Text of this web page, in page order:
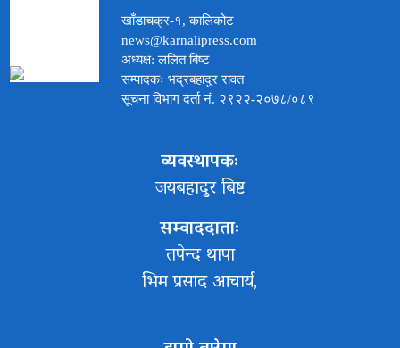
खाँडाचक्र-१, कालिकोट
news@karnalipress.com
अध्यक्ष: ललित बिष्ट
सम्पादकः भद्रबहादुर रावत
सूचना विभाग दर्ता नं. २९२२-२०७८/०८९
व्यवस्थापकः
जयबहादुर बिष्ट
सम्वाददाताः
तपेन्द थापा
भिम प्रसाद आचार्य,